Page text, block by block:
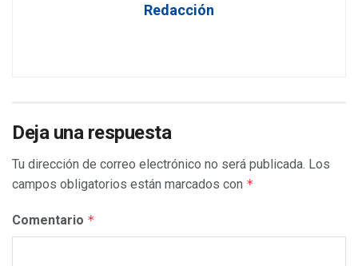
Redacción
Deja una respuesta
Tu dirección de correo electrónico no será publicada. Los
campos obligatorios están marcados con *
Comentario *